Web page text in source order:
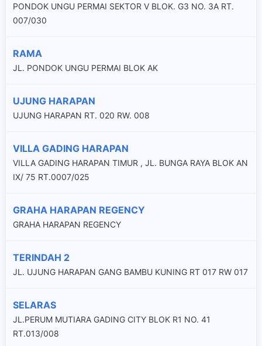
PONDOK UNGU PERMAI SEKTOR V BLOK. G3 NO. 3A RT.
007/030
RAMA
JL. PONDOK UNGU PERMAI BLOK AK
UJUNG HARAPAN
UJUNG HARAPAN RT. 020 RW. 008
VILLA GADING HARAPAN
VILLA GADING HARAPAN TIMUR , JL. BUNGA RAYA BLOK AN
IX/ 75 RT.0007/025
GRAHA HARAPAN REGENCY
GRAHA HARAPAN REGENCY
TERINDAH 2
JL. UJUNG HARAPAN GANG BAMBU KUNING RT 017 RW 017
SELARAS
JL.PERUM MUTIARA GADING CITY BLOK R1 NO. 41
RT.013/008